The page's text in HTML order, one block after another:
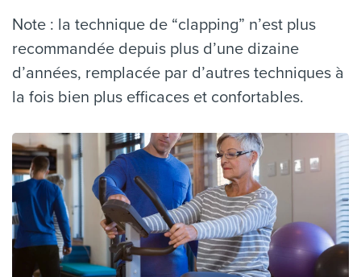
Note : la technique de “clapping” n’est plus
recommandée depuis plus d’une dizaine
d’années, remplacée par d’autres techniques à
la fois bien plus efficaces et confortables.